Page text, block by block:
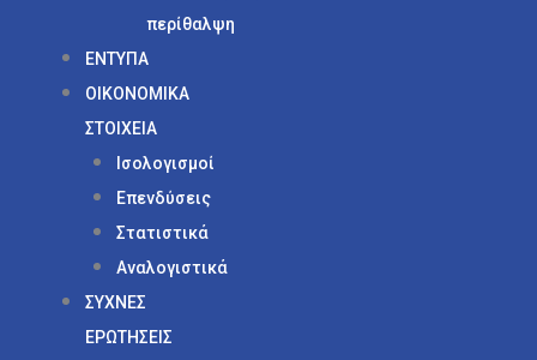
περίθαλψη
ΕΝΤΥΠΑ
ΟΙΚΟΝΟΜΙΚΑ
ΣΤΟΙΧΕΙΑ
Ισολογισμοί
Επενδύσεις
Στατιστικά
Αναλογιστικά
ΣΥΧΝΕΣ
ΕΡΩΤΗΣΕΙΣ